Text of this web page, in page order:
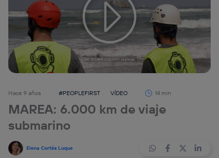
este contenido
Configurar cookies
Hace 9 años #PEOPLEFIRST VÍDEO 14 min
MAREA: 6.000 km de viaje
submarino
Elena Cortés Luque